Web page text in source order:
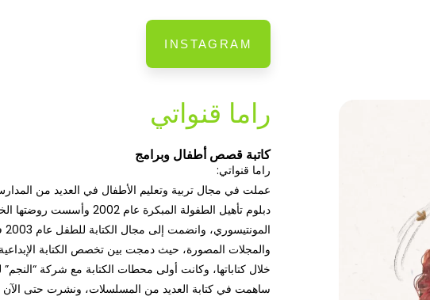
INSTAGRAM
راما قنواتي
كاتبة قصص أطفال وبرامج
راما قنواتي:
عملت في مجال تربية وتعليم الأطفال في العديد من
دبلوم تأهيل الطفولة المبكرة
والمجلات المصورة، حيث دمجت بين تخصص الكتابة
خلال كتاباتها، وكانت أولى محطات الكتابة مع شركة